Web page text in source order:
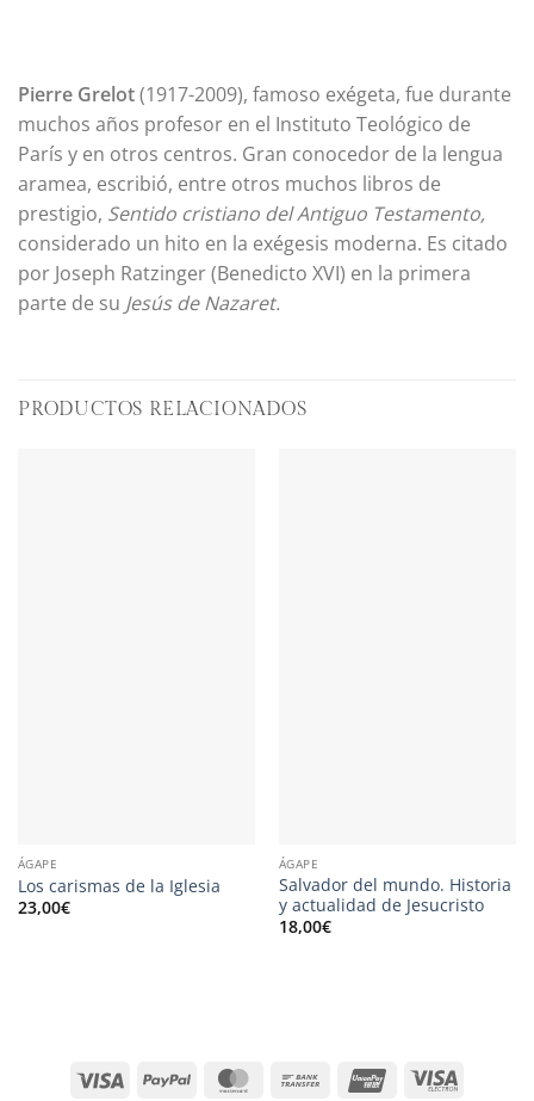
Pierre Grelot(1917-2009), famoso exégeta, fue durante
muchos años profesor en el Instituto Teológico de
París y en otros centros. Gran conocedor de la lengua
aramea, escribió, entre otros muchos libros de
prestigio, Sentido cristiano del Antiguo Testamento,
considerado un hito en la exégesis moderna. Es citado
por Joseph Ratzinger (Benedicto XVI) en la primera
parte de su Jesús de Nazaret.
PRODUCTOS RELACIONADOS
ÁGAPE
Los carismas de la Iglesia
23,00€
ÁGAPE
Salvador del mundo. Historia
y actualidad de Jesucristo
18,00€
Visa PayPal MasterCardBank
UnionPayVisa